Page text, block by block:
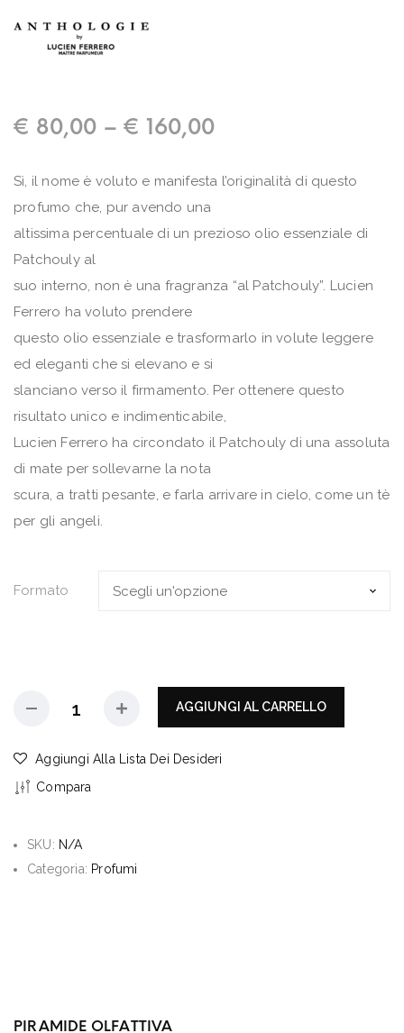
€ 80,00 –€ 160,00
Sì, il nome è voluto e manifesta l’originalità di questo
profumo che, pur avendo una
altissima percentuale di un prezioso olio essenziale di
Patchouly al
suo interno, non è una fragranza “al Patchouly”. Lucien
Ferrero ha voluto prendere
questo olio essenziale e trasformarlo in volute leggere
ed eleganti che si elevano e si
slanciano verso il firmamento. Per ottenere questo
risultato unico e indimenticabile,
Lucien Ferrero ha circondato il Patchouly di una assoluta
di mate per sollevarne la nota
scura, a tratti pesante, e farla arrivare in cielo, come un tè
per gli angeli.
Formato
AGGIUNGI AL CARRELLO
Aggiungi Alla Lista Dei Desideri
Compara
SKU: N/A
Categoria: Profumi
PIRAMIDE OLFATTIVA